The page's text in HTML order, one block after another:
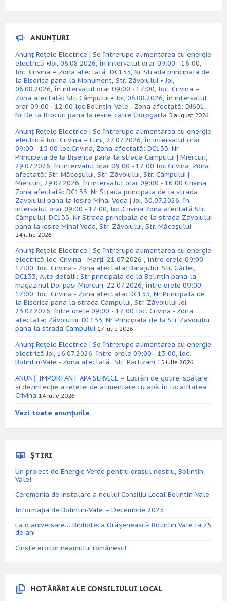
ANUNȚURI
Anunț Rețele Electrice | Se întrerupe alimentarea cu energie
electrică •Joi, 06.08.2026, în intervalul orar 09:00 - 16:00,
loc. Crivina – Zona afectată: DC133, Nr Strada principala de
la Biserica pana la Monument, Str. Zăvoiului • Joi,
06.08.2026, în intervalul orar 09:00 - 17:00, loc. Crivina –
Zona afectată: Str. Câmpului • Joi, 06.08.2026, în intervalul
orar 09:00 - 12:00 loc.Bolintin-Vale - Zona afectată: DJ601,
Nr De la Blocuri pana la iesire catre Ciorogarla 5 august 2026
Anunț Rețele Electrice | Se întrerupe alimentarea cu energie
electrică loc. Crivina – Luni, 27.07.2026, în intervalul orar
09:00 - 15:00 loc.Crivina, Zona afectată: DC133, Nr
Principala de la Biserica pana la strada Campului | Miercuri,
29.07.2026, în intervalul orar 09:00 - 17:00 loc.Crivina, Zona
afectată: Str. Măceșului, Str. Zăvoiului, Str. Câmpului |
Miercuri, 29.07.2026, în intervalul orar 09:00 - 16:00 Crivina,
Zona afectată: DC133, Nr Strada principala de la strada
Zavoiului pana la iesire Mihai Voda | Joi, 30.07.2026, în
intervalul orar 09:00 - 17:00, loc.Crivina Zona afectată:Str.
Câmpului, DC133, Nr Strada principala de la strada Zavoiului
pana la iesire Mihai Voda, Str. Zăvoiului, Str. Măceșului
24 iulie 2026
Anunț Rețele Electrice | Se întrerupe alimentarea cu energie
electrică loc. Crivina - Marți, 21.07.2026 , între orele 09:00 -
17:00, loc. Crivina - Zona afectata: Barajului, Str. Gârlei,
DC133, Alte detalii: Str principala de la Bolintin pana la
magazinul Doi pasi Miercuri, 22.07.2026, între orele 09:00 -
17:00, loc. Crivina - Zona afectata: DC133, Nr Principala de
la Biserica pana la strada Campului, Str. Zăvoiului Joi,
23.07.2026, între orele 09:00 - 17:00 loc. Crivina - Zona
afectata: Zăvoiului, DC133, Nr Principala de la Str Zavoiului
pana la strada Campului 17 iulie 2026
Anunț Rețele Electrice | Se întrerupe alimentarea cu energie
electrică Joi, 16.07.2026, între orele 09:00 - 13:00, loc.
Bolintin-Vale - Zona afectată: Str. Partizani 15 iulie 2026
ANUNȚ IMPORTANT APA SERVICE – Lucrări de golire, spălare
și dezinfecție a rețelei de alimentare cu apă în localitatea
Crivina 14 iulie 2026
Vezi toate anunțurile.
ȘTIRI
Un proiect de Energie Verde pentru orașul nostru, Bolintin-
Vale!
Ceremonia de instalare a noului Consiliu Local Bolintin-Vale
Informația de Bolintin-Vale – Decembrie 2023
La o aniversare… Biblioteca Orăşenească Bolintin Vale la 75
de ani
Cinste eroilor neamului românesc!
HOTĂRÂRI ALE CONSILIULUI LOCAL